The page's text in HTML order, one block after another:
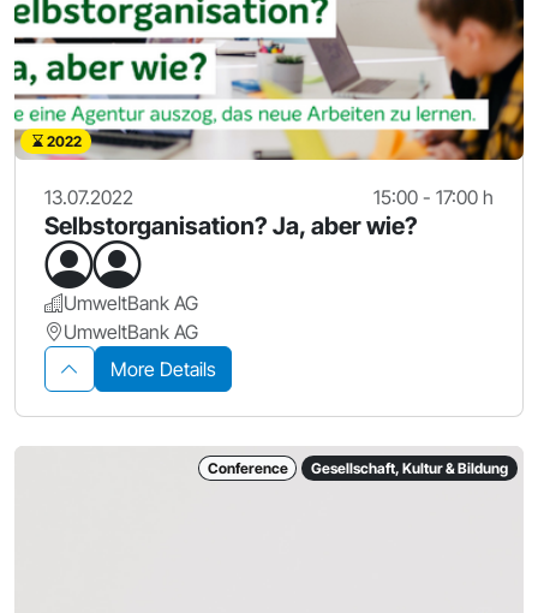
2022
13.07.2022 15:00 - 17:00 h
Selbstorganisation? Ja, aber wie?
UmweltBank AG
UmweltBank AG
More Details
Conference Gesellschaft, Kultur & Bildung